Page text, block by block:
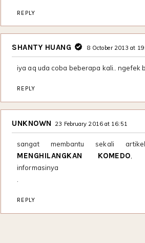
REPLY
SHANTY HUANG 8 October 2013 at
iya aq uda coba beberapa kali.. ngefek
REPLY
UNKNOWN 23 February 2016 at 16:51
sangat membantu sekali
MENGHILANGKAN KOMEDO ,
informasinya
REPLY